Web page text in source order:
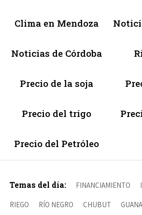
Clima en Mendoza
Noticias de Córdoba
Precio de la soja
Precio del trigo
Precio del Petróleo
Temas del día: FINANCIAMIENTO
RIEGO RÍO NEGRO CHUBUT